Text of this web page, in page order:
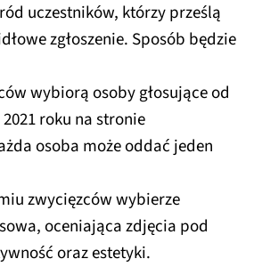
uczestników, którzy prześlą
zgłoszenie. Sposób będzie
wybiorą osoby głosujące od
roku na stronie
osoba może oddać jeden
zwycięzców wybierze
oceniająca zdjęcia pod
oraz estetyki.